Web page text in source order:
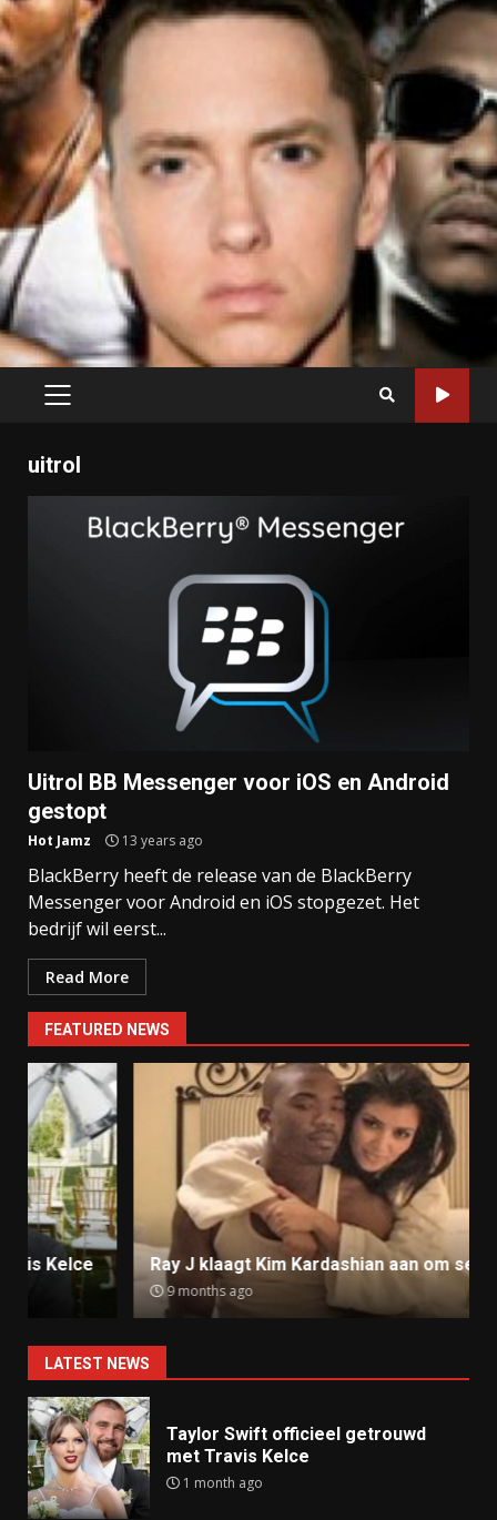
PRIMARY
uitrol
Uitrol BB Messenger voor iOS en Android
gestopt
Hot Jamz 13 years ago
BlackBerry heeft de release van de BlackBerry
Messenger voor Android en iOS stopgezet. Het
bedrijf wil eerst...
Read More
FEATURED NEWS
Ray J klaagt Kim Kardashian aan om sekstape
9 months ago
LATEST NEWS
Taylor Swift officieel getrouwd
met Travis Kelce
1 month ago